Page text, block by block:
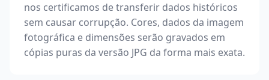
nos certificamos de transferir dados históricos
sem causar corrupção. Cores, dados da imagem
fotográfica e dimensões serão gravados em
cópias puras da versão JPG da forma mais exata.